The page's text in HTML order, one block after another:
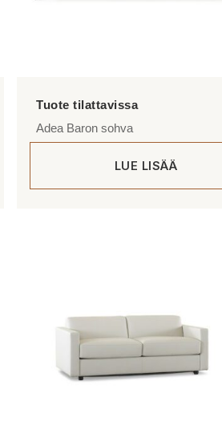
Adea Baron sohva
LUE LISÄÄ